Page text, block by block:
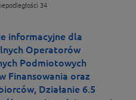
34
informacyjne dla
Operatorów
Podmiotowych
Finansowania oraz
Działanie 6.5